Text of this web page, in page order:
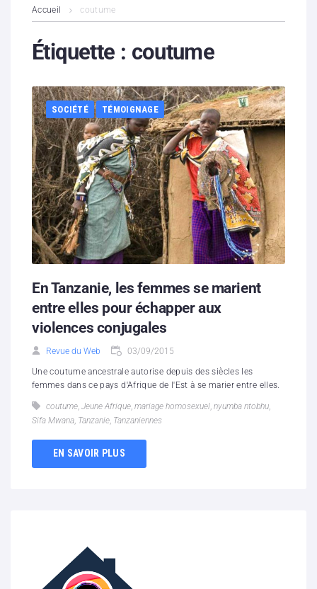
Contenus litigieux
Boutique
Partenaires
Contacts
Hébergement solidaire
Accueil coutume
Étiquette : coutume
SOCIÉTÉ TÉMOIGNAGE
En Tanzanie, les femmes se marient
entre elles pour échapper aux
violences conjugales
Revue du Web 03/09/2015
Une coutume ancestrale autorise depuis des siècles les
femmes dans ce pays d'Afrique de l'Est à se marier entre elles.
coutume Jeune Afrique mariage homosexuel nyumba ntobhu
Sifa Mwana Tanzanie Tanzaniennes
EN SAVOIR PLUS